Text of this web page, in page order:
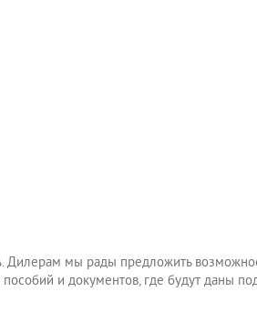
мы рады предложить
и документов, где будут даны